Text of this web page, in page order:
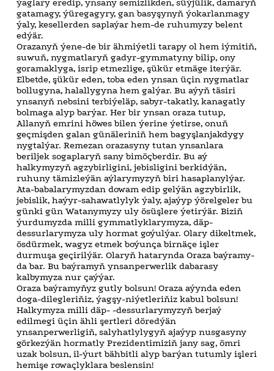
ýaglary eredip, ynsany semizlikden, süýjülik, damaryň
gatamagy, ýüregagyry, gan basyşynyň ýokarlanmagy
ýaly, kesellerden saplaýar hem-de ruhumyzy belent
edýär.
Orazanyň ýene-de bir ähmiýetli tarapy ol hem iýmitiň,
suwuň, nygmatlaryň gadyr-gymmatyny bilip, ony
goramaklyga, isrip etmezlige, şükür etmäge iterýär.
Elbetde, şükür eden, toba eden ynsan üçin nygmatlar
bollugyna, halallygyna hem galýar. Bu aýyň täsiri
ynsanyň nebsini terbiýeläp, sabyr-takatly, kanagatly
bolmaga alyp barýar. Her bir ynsan oraza tutup,
Allanyň emrini höwes bilen ýerine ýetirse, onuň
geçmişden galan günäleriniň hem bagyşlanjakdygy
nygtalýar. Remezan orazasyny tutan ynsanlara
beriljek sogaplaryň sany bimöçberdir. Bu aý
halkymyzyň agzybirligini, jebisligini berkidýän,
ruhuny tämizleýän aýlarymyzyň biri hasaplanylýar.
Ata-babalarymyzdan dowam edip gelýän agzybirlik,
jebislik, haýyr-sahawatlylyk ýaly, ajaýyp ýörelgeler bu
günki gün Watanymyzy uly ösüşlere ýetirýär. Biziň
ýurdumyzda milli gymmatlyklarymyza, däp-
dessurlarymyza uly hormat goýulýar. Olary dikeltmek,
ösdürmek, wagyz etmek boýunça birnäçe işler
durmuşa geçirilýär. Olaryň hatarynda Oraza baýramy-
da bar. Bu baýramyň ynsanperwerlik dabarasy
kalbymyza nur çaýýar.
Oraza baýramyňyz gutly bolsun! Oraza aýynda eden
doga-dilegleriňiz, ýagşy-niýetleriňiz kabul bolsun!
Halkymyza milli däp- -dessurlarymyzyň berjaý
edilmegi üçin ähli şertleri döredýän
ynsanperwerligiň, salyhatlylygyň ajaýyp nusgasyny
görkezýän hormatly Prezidentimiziň jany sag, ömri
uzak bolsun, il-ýurt bähbitli alyp barýan tutumly işleri
hemişe rowaçlyklara beslensin!